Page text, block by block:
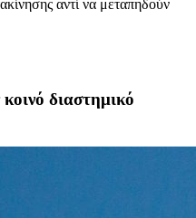
αντί να μεταπηδούν
διαστημικό